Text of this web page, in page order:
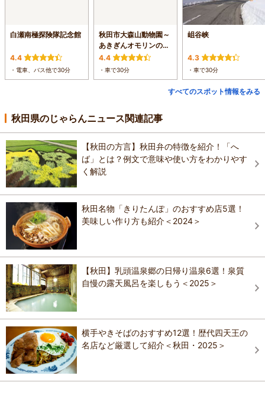
白瀬南極探険隊記念館
4.4
・電車、バス他で30分
秋田市大森山動物園～
あきぎんオモリンの森
～
4.4
・車で30分
岨谷峡
4.3
・車で30分
すべてのスポット情報をみる
秋田県のじゃらんニュース関連記事
【秋田の方言】秋田弁の特徴を紹介！「へ
ば」とは？例文で意味や使い方をわかりやす
く解説
秋田名物「きりたんぽ」のおすすめ店5選！
美味しい作り方も紹介＜2024＞
【秋田】乳頭温泉郷の日帰り温泉6選！泉質
自慢の露天風呂を楽しもう＜2025＞
横手やきそばのおすすめ12選！歴代四天王の
名店など厳選して紹介＜秋田・2025＞